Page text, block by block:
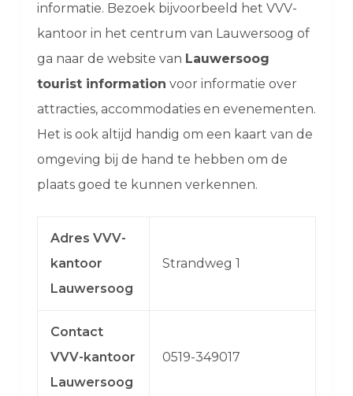
informatie. Bezoek bijvoorbeeld het VVV-
kantoor in het centrum van Lauwersoog of
ga naar de website van Lauwersoog
tourist information voor informatie over
attracties, accommodaties en evenementen.
Het is ook altijd handig om een kaart van de
omgeving bij de hand te hebben om de
plaats goed te kunnen verkennen.
Adres VVV-
kantoor
Lauwersoog
Strandweg 1
Contact
VVV-kantoor
Lauwersoog
0519-349017